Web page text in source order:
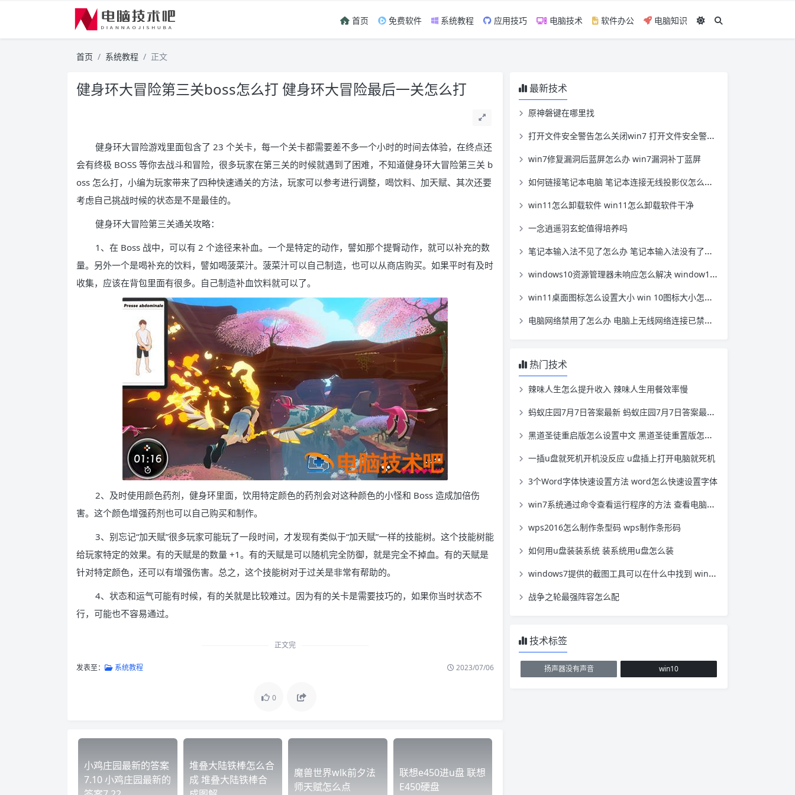
首页 免费软件 系统教程 应用技巧 电脑技术 软件办公 电脑知识
首页 系统教程 正文
健身环大冒险第三关boss怎么打 健身环大冒险最后一关怎么打
健身环大冒险游戏里面包含了 23 个关卡，每一个关卡都需要差不多一个小时的时间去体验，在终点还
会有终极 BOSS 等你去战斗和冒险，很多玩家在第三关的时候就遇到了困难，不知道健身环大冒险第三关 b
oss 怎么打，小编为玩家带来了四种快速通关的方法，玩家可以参考进行调整，喝饮料、加天赋、其次还要
考虑自己挑战时候的状态是不是最佳的。
健身环大冒险第三关通关攻略：
1、在 Boss 战中，可以有 2 个途径来补血。一个是特定的动作，譬如那个提臀动作，就可以补充的数
量。另外一个是喝补充的饮料，譬如喝菠菜汁。菠菜汁可以自己制造，也可以从商店购买。如果平时有及时
收集，应该在背包里面有很多。自己制造补血饮料就可以了。
2、及时使用颜色药剂，健身环里面，饮用特定颜色的药剂会对这种颜色的小怪和 Boss 造成加倍伤
害。这个颜色增强药剂也可以自己购买和制作。
3、别忘记“加天赋”很多玩家可能玩了一段时间，才发现有类似于“加天赋”一样的技能树。这个技能树能
给玩家特定的效果。有的天赋是的数量 +1。有的天赋是可以随机完全防御，就是完全不掉血。有的天赋是
针对特定颜色，还可以有增强伤害。总之，这个技能树对于过关是非常有帮助的。
4、状态和运气可能有时候，有的关就是比较难过。因为有的关卡是需要技巧的，如果你当时状态不
行，可能也不容易通过。
正文完
发表至： 系统教程 2023/07/06
0
小鸡庄园最新的答案
7.10 小鸡庄园最新的
堆叠大陆铁棒怎么合
成 堆叠大陆铁棒合
魔兽世界wlk前夕法
师天赋怎么点
联想e450进u盘 联想
E450硬盘
最新技术
原神磐键在哪里找
打开文件安全警告怎么关闭win7 打开文件安全警告怎么关闭win11
win7修复漏洞后蓝屏怎么办 win7漏洞补丁蓝屏
如何链接笔记本电脑 笔记本连接无线投影仪怎么连接
win11怎么卸载软件 win11怎么卸载软件干净
一念逍遥羽玄蛇值得培养吗
笔记本输入法不见了怎么办 笔记本输入法没有了怎么办
windows10资源管理器未响应怎么解决 window10资源管理器无响应
win11桌面图标怎么设置大小 win 10图标大小怎么设置
电脑网络禁用了怎么办 电脑上无线网络连接已禁用怎么办
热门技术
辣味人生怎么提升收入 辣味人生用餐效率慢
蚂蚁庄园7月7日答案最新 蚂蚁庄园7月7日答案最新答
黑道圣徒重启版怎么设置中文 黑道圣徒重置版怎么调中文
一插u盘就死机开机没反应 u盘插上打开电脑就死机
3个Word字体快速设置方法 word怎么快速设置字体
win7系统通过命令查看运行程序的方法 查看电脑运行程序命令
wps2016怎么制作条型码 wps制作条形码
如何用u盘装装系统 装系统用u盘怎么装
windows7提供的截图工具可以在什么中找到 windows7自带的截图工具在哪里
战争之轮最强阵容怎么配
技术标签
扬声器没有声音 win10